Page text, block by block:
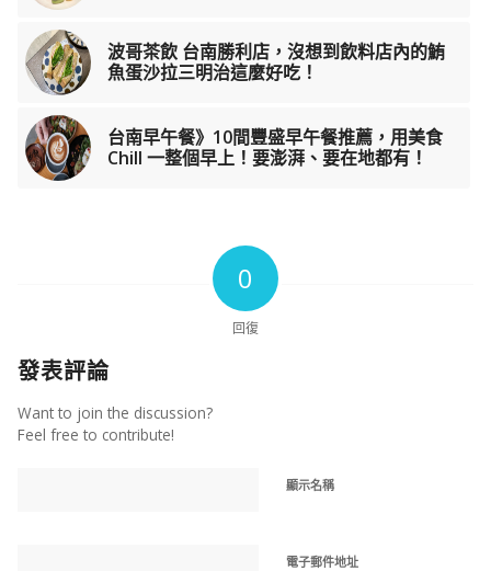
波哥茶飲 台南勝利店，沒想到飲料店內的鮪
魚蛋沙拉三明治這麼好吃！
台南早午餐》10間豐盛早午餐推薦，用美食
Chill 一整個早上！要澎湃、要在地都有！
0
回復
發表評論
Want to join the discussion?
Feel free to contribute!
顯示名稱
電子郵件地址